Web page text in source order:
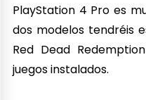
PlayStation 4 Pro es
dos modelos tendréis
Red Dead
juegos instalados.